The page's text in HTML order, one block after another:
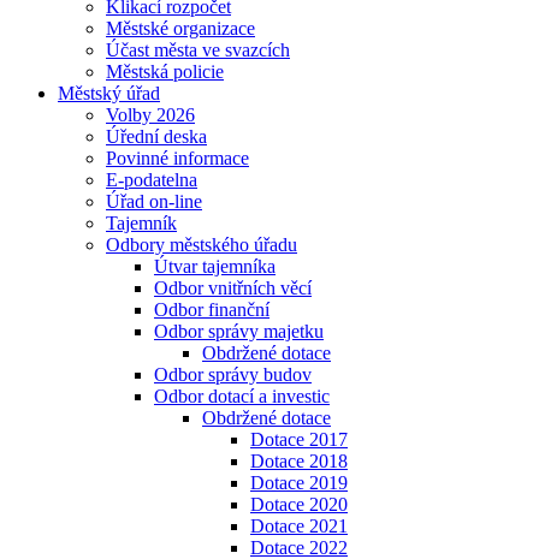
Klikací rozpočet
Městské organizace
Účast města ve svazcích
Městská policie
Městský úřad
Volby 2026
Úřední deska
Povinné informace
E-podatelna
Úřad on-line
Tajemník
Odbory městského úřadu
Útvar tajemníka
Odbor vnitřních věcí
Odbor finanční
Odbor správy majetku
Obdržené dotace
Odbor správy budov
Odbor dotací a investic
Obdržené dotace
Dotace 2017
Dotace 2018
Dotace 2019
Dotace 2020
Dotace 2021
Dotace 2022